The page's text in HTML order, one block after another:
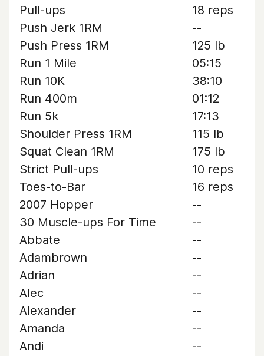
Pull-ups
18 reps
Push Jerk 1RM
--
Push Press 1RM
125 lb
Run 1 Mile
05:15
Run 10K
38:10
Run 400m
01:12
Run 5k
17:13
Shoulder Press 1RM
115 lb
Squat Clean 1RM
175 lb
Strict Pull-ups
10 reps
Toes-to-Bar
16 reps
2007 Hopper
--
30 Muscle-ups For Time
--
Abbate
--
Adambrown
--
Adrian
--
Alec
--
Alexander
--
Amanda
--
Andi
--